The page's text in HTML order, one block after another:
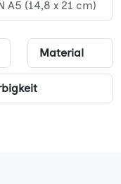
A5 (14,8 x 21 cm)
Material